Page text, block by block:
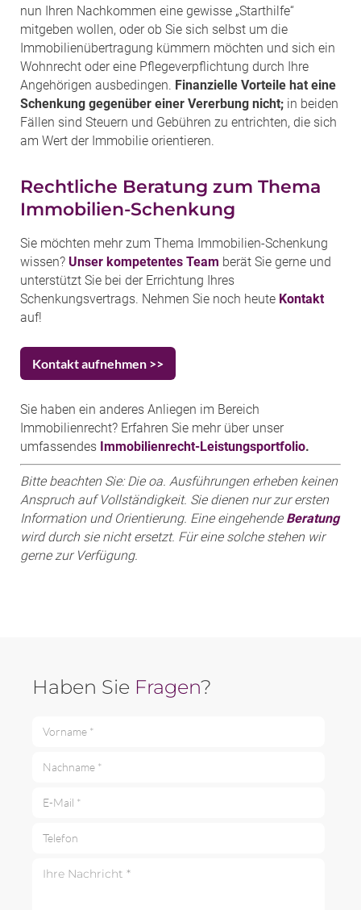
nun Ihren Nachkommen eine gewisse „Starthilfe“
mitgeben wollen, oder ob Sie sich selbst um die
Immobilienübertragung kümmern möchten und sich ein
Wohnrecht oder eine Pflegeverpflichtung durch Ihre
Angehörigen ausbedingen. Finanzielle Vorteile hat eine
Schenkung gegenüber einer Vererbung nicht; in beiden
Fällen sind Steuern und Gebühren zu entrichten, die sich
am Wert der Immobilie orientieren.
Rechtliche Beratung zum Thema
Immobilien-Schenkung
Sie möchten mehr zum Thema Immobilien-Schenkung
wissen? Unser kompetentes Team berät Sie gerne und
unterstützt Sie bei der Errichtung Ihres
Schenkungsvertrags. Nehmen Sie noch heute Kontakt
auf!
Kontakt aufnehmen >>
Sie haben ein anderes Anliegen im Bereich
Immobilienrecht? Erfahren Sie mehr über unser
umfassendes Immobilienrecht-Leistungsportfolio.
Bitte beachten Sie: Die oa. Ausführungen erheben keinen
Anspruch auf Vollständigkeit. Sie dienen nur zur ersten
Information und Orientierung. Eine eingehende Beratung
wird durch sie nicht ersetzt. Für eine solche stehen wir
gerne zur Verfügung.
Haben Sie Fragen?